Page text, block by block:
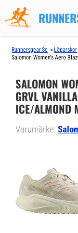
Runnersgear.se » Löparskor
Salomon Women's Aero
SALOMON
GRVL
ICE/ALMOND
Varumärke: